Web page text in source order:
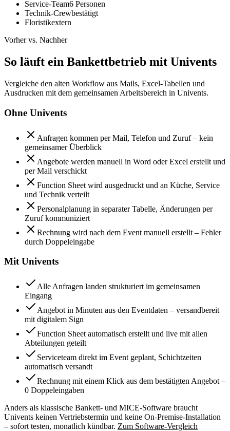
Service-Team6 Personen
Technik-Crewbestätigt
Floristikextern
Vorher vs. Nachher
So läuft ein Bankettbetrieb mit Univents
Vergleiche den alten Workflow aus Mails, Excel-Tabellen und
Ausdrucken mit dem gemeinsamen Arbeitsbereich in Univents.
Ohne Univents
Anfragen kommen per Mail, Telefon und Zuruf – kein
gemeinsamer Überblick
Angebote werden manuell in Word oder Excel erstellt und
per Mail verschickt
Function Sheet wird ausgedruckt und an Küche, Service
und Technik verteilt
Personalplanung in separater Tabelle, Änderungen per
Zuruf kommuniziert
Rechnung wird nach dem Event manuell erstellt – Fehler
durch Doppeleingabe
Mit Univents
Alle Anfragen landen strukturiert im gemeinsamen
Eingang
Angebot in Minuten aus den Eventdaten – versandbereit
mit digitalem Sign
Function Sheet automatisch erstellt und live mit allen
Abteilungen geteilt
Serviceteam direkt im Event geplant, Schichtzeiten
automatisch versandt
Rechnung mit einem Klick aus dem bestätigten Angebot –
0 Doppeleingaben
Anders als klassische Bankett- und MICE-Software braucht
Univents keinen Vertriebstermin und keine On-Premise-Installation
– sofort testen, monatlich kündbar. Zum Software-Vergleich